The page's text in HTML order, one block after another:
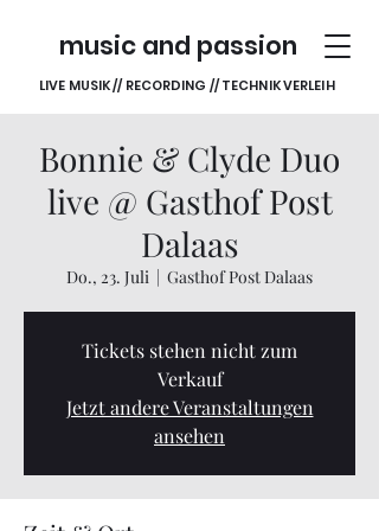
music and passion
LIVE MUSIK // RECORDING // TECHNIK VERLEIH
Bonnie & Clyde Duo
live @ Gasthof Post
Dalaas
Do., 23. Juli
  |
Gasthof Post Dalaas
Tickets stehen nicht zum
Verkauf
Jetzt andere Veranstaltungen
ansehen